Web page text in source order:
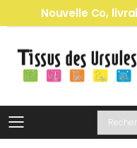
Nouvelle Co,
Toggle